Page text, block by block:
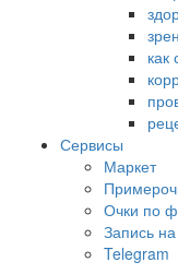
как
Сервисы
Маркет
Очки по
Запись
Telegram